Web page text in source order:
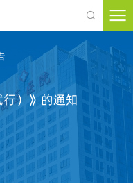

）》的通知